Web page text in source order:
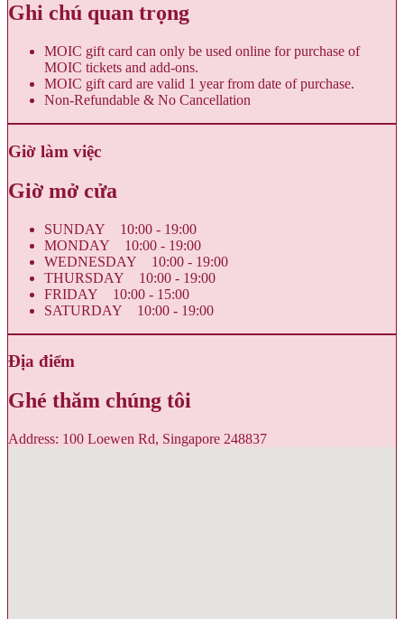
Ghi chú quan trọng
MOIC gift card can only be used online for purchase of
MOIC tickets and add-ons.
MOIC gift card are valid 1 year from date of purchase.
Non-Refundable & No Cancellation
Giờ làm việc
Giờ mở cửa
SUNDAY 10:00 - 19:00
MONDAY 10:00 - 19:00
WEDNESDAY 10:00 - 19:00
THURSDAY 10:00 - 19:00
FRIDAY 10:00 - 15:00
SATURDAY 10:00 - 19:00
Địa điểm
Ghé thăm chúng tôi
Address: 100 Loewen Rd, Singapore 248837